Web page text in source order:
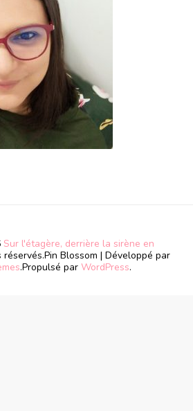
Sur l'étagère, derrière la sirène en
réservés.Pin Blossom | Développé par
.Propulsé par WordPress.